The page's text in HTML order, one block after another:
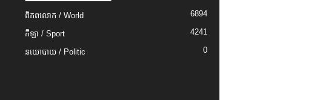
ពិភពលោក / World 6894
កីឡា / Sport 4241
នយោបាយ / Politic 0